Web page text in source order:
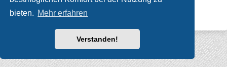
bieten. Mehr erfahren
Verstanden!
Datenschutz